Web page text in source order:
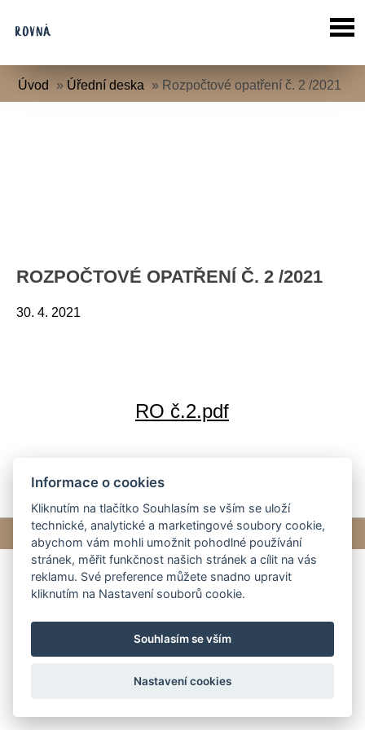
Úvod » Úřední deska » Rozpočtové opatření č. 2 /2021
ROZPOČTOVÉ OPATŘENÍ Č. 2 /2021
30. 4. 2021
RO č.2.pdf
© 2026 eStránky.cz | Tvorba webových stránek
Informace o cookies
Kliknutím na tlačítko Souhlasím se vším se uloží
technické, analytické a marketingové soubory cookie,
abychom vám mohli umožnit pohodlné používání
stránek, měřit funkčnost našich stránek a cílit na vás
reklamu. Své preference můžete snadno upravit
kliknutím na Nastavení souborů cookie.
Souhlasím se vším
Nastavení cookies